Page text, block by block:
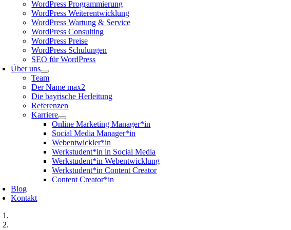
WordPress Programmierung
WordPress Weiterentwicklung
WordPress Wartung & Service
WordPress Consulting
WordPress Preise
WordPress Schulungen
SEO für WordPress
Über uns
Team
Der Name max2
Die bayrische Herleitung
Referenzen
Karriere
Online Marketing Manager*in
Social Media Manager*in
Webentwickler*in
Werkstudent*in in Social Media
Werkstudent*in Webentwicklung
Werkstudent*in Content Creator
Content Creator*in
Blog
Kontakt